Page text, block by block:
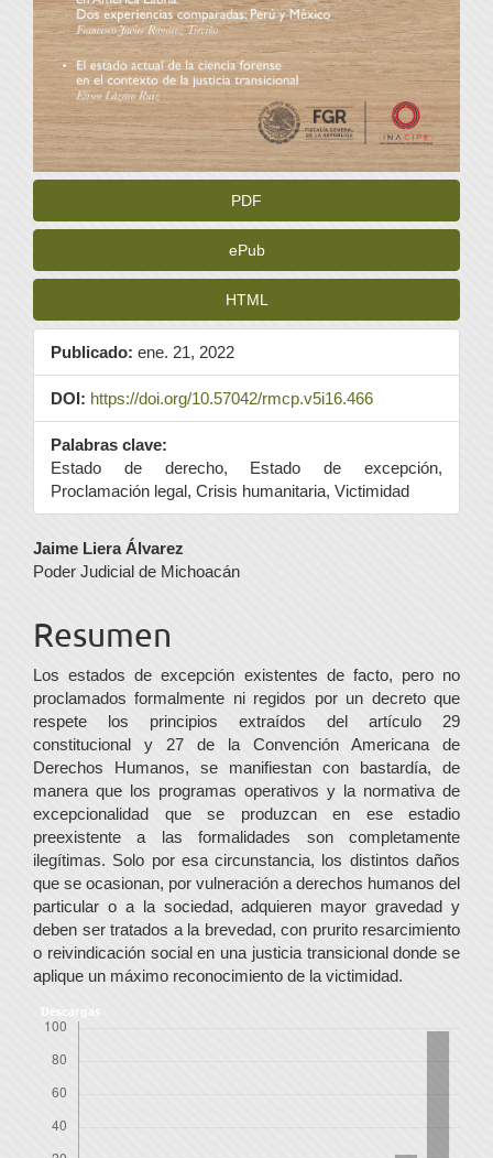
PDF
ePub
HTML
Publicado: ene. 21, 2022
DOI: https://doi.org/10.57042/rmcp.v5i16.466
Palabras clave:
Estado de derecho, Estado de excepción,
Proclamación legal, Crisis humanitaria, Victimidad
Contenido
principal
del
artículo
Jaime Liera Álvarez
Poder Judicial de Michoacán
Resumen
Los estados de excepción existentes de facto, pero no
proclamados formalmente ni regidos por un decreto que
respete los principios extraídos del artículo 29
constitucional y 27 de la Convención Americana de
Derechos Humanos, se manifiestan con bastardía, de
manera que los programas operativos y la normativa de
excepcionalidad que se produzcan en ese estadio
preexistente a las formalidades son completamente
ilegítimas. Solo por esa circunstancia, los distintos daños
que se ocasionan, por vulneración a derechos humanos del
particular o a la sociedad, adquieren mayor gravedad y
deben ser tratados a la brevedad, con prurito resarcimiento
o reivindicación social en una justicia transicional donde se
aplique un máximo reconocimiento de la victimidad.
Descargas